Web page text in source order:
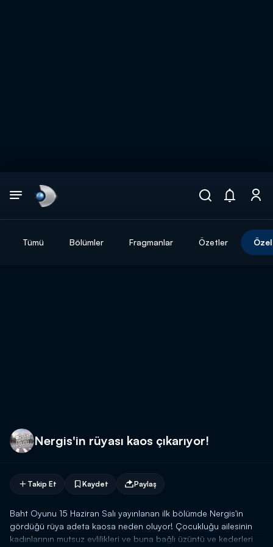
Tümü Bölümler Fragmanlar Özetler
Nergis'in rüyası kaos çıkarıyor!
Takip Et Kaydet Paylaş
Baht Oyunu 15 Haziran Salı yayınlanan ilk bölümde Nergis'in
gördüğü rüya adeta kaosa neden oluyor! Çocukluğu ailesinin
kadınlarının mutsuz evlilikleri ve buna bağlı üzüntü ve kederleri